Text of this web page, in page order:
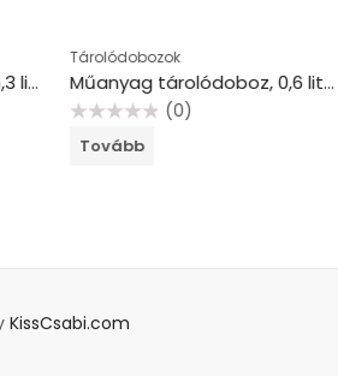
Műanyag tárolódoboz, 5,3 liter, SMARTSTORE “Compact M”, fehér
Tárolódobozok
Műanyag tárolódoboz, 0,6 liter, SMARTSTORE “Compact Mini”, fehér
(0)
Tovább
KissCsabi.com